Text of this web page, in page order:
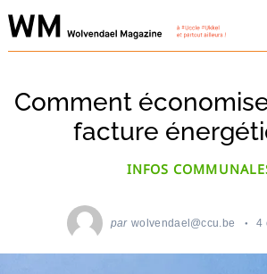
Skip
to
Comment
facture
INFOS
par wolvendael@ccu.be 4